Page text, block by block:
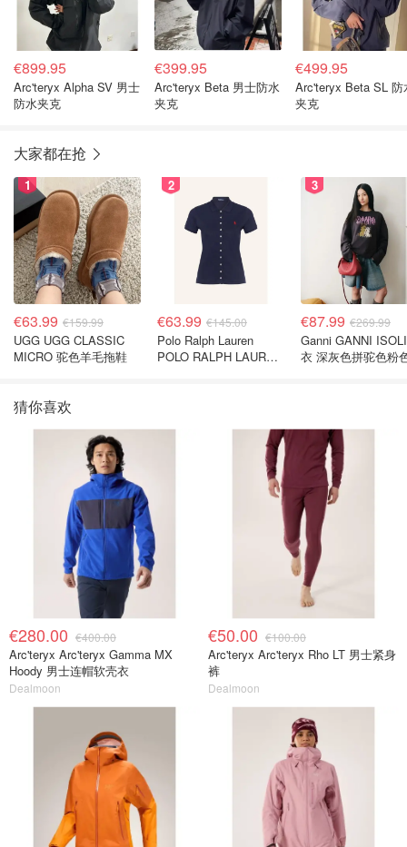
€899.95
Arc'teryx Alpha SV 男士
防水夹克
€399.95
Arc'teryx Beta 男士防水
夹克
€499.95
Arc'teryx Beta SL 防水
夹克
大家都在抢
1
€63.99 €159.99
UGG UGG CLASSIC
MICRO 驼色羊毛拖鞋
2
€63.99 €145.00
Polo Ralph Lauren
POLO RALPH LAUREN
3
€87.99 €269.99
Ganni GANNI
衣 深灰色拼驼色粉
猜你喜欢
€280.00 €400.00
Arc'teryx Arc'teryx Gamma MX
Hoody 男士连帽软壳衣
Dealmoon
€50.00 €100.00
Arc'teryx Arc'teryx Rho LT 男士紧身
裤
Dealmoon